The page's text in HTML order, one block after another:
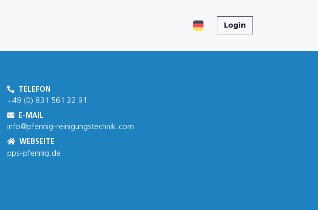
Login
TELEFON
+49 (0) 831 561 22 91
E-MAIL
info@pfennig-reinigungstechnik.com
WEBSEITE
pps-pfennig.de